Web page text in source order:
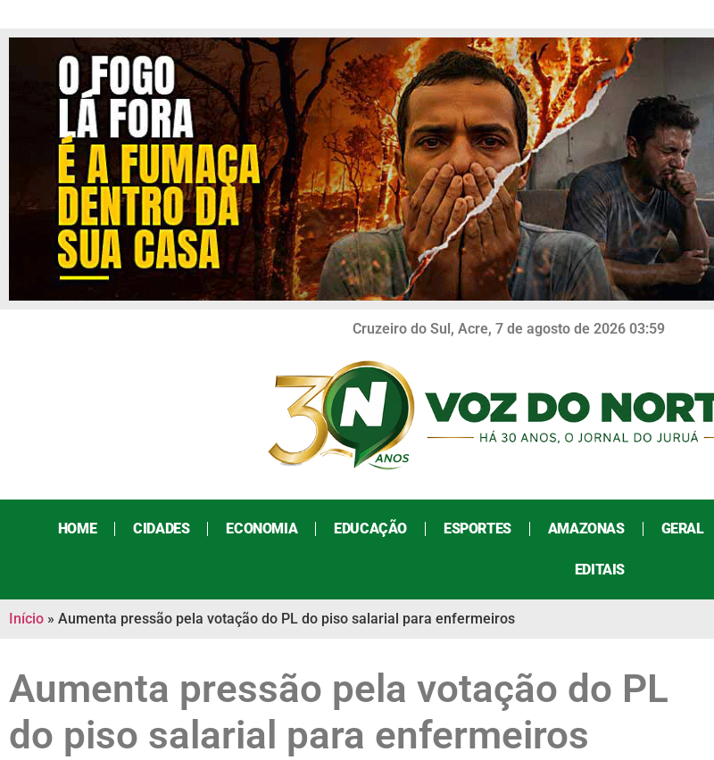
Cruzeiro do Sul, Acre, 7 de agosto de 2026 03:59
HOME CIDADES ECONOMIA EDUCAÇÃO ESPORTES AMAZONAS GERAL
EDITAIS
Início » Aumenta pressão pela votação do PL do piso salarial para enfermeiros
Aumenta pressão pela votação do PL
do piso salarial para enfermeiros